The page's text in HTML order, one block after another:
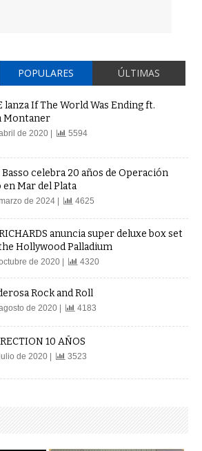
POPULARES ÚLTIMAS
lanza If The World Was Ending ft.
Montaner
de 2020 | 5594
Basso celebra 20 años de Operación
Mar del Plata
de 2024 | 4625
anuncia super deluxe box set
Hollywood Palladium
de 2020 | 4320
Rock and Roll
de 2020 | 4183
10 AÑOS
de 2020 | 3523